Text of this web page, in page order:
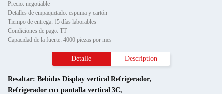
Precio: negotiable
Detalles de empaquetado: espuma y cartón
Tiempo de entrega: 15 días laborables
Condiciones de pago: TT
Capacidad de la fuente: 4000 piezas por mes
Detalle Description
Resaltar: Bebidas Display vertical Refrigerador,
Refrigerador con pantalla vertical 3C,